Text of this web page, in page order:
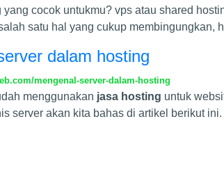
yang cocok untukmu? vps atau shared
satu hal yang cukup membingungkan,
dalam hosting
mengenal-server-dalam-hosting
menggunakan jasa hosting untuk
server akan kita bahas di artikel berikut